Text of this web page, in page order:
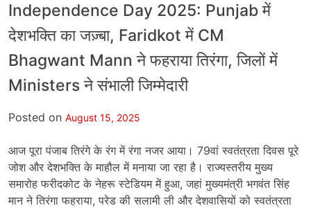
Independence Day 2025: Punjab में
देशभक्ति का जज़्बा, Faridkot में CM
Bhagwant Mann ने फहराया तिरंगा, जिलों में
Ministers ने संभाली जिम्मेदारी
Posted on August 15, 2025
आज पूरा पंजाब तिरंगे के रंग में रंगा नजर आया। 79वां स्वतंत्रता दिवस पूरे
जोश और देशभक्ति के माहौल में मनाया जा रहा है। राज्यस्तरीय मुख्य
समारोह फरीदकोट के नेहरू स्टेडियम में हुआ, जहां मुख्यमंत्री भगवंत सिंह
मान ने तिरंगा फहराया, परेड की सलामी ली और देशवासियों को स्वतंत्रता